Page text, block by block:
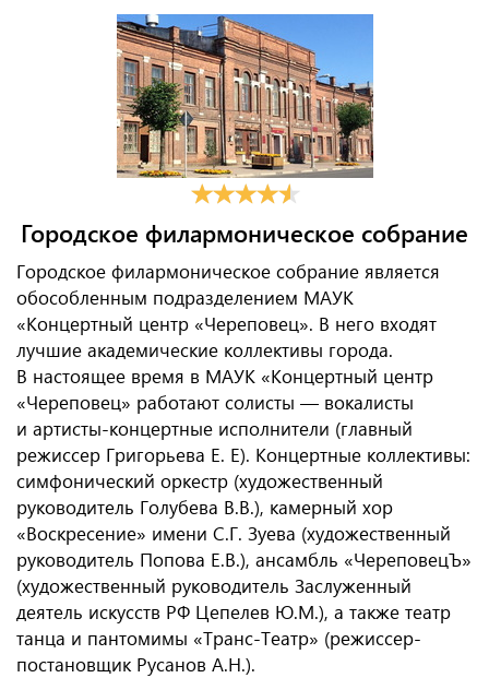
Городское филармоническое собрание
Городское филармоническое собрание является
обособленным подразделением МАУК
«Концертный центр «Череповец». В него входят
лучшие академические коллективы города.
В настоящее время в МАУК «Концертный центр
«Череповец» работают солисты — вокалисты
и артисты-концертные исполнители (главный
режиссер Григорьева Е. Е). Концертные коллективы:
симфонический оркестр (художественный
руководитель Голубева В.В.), камерный хор
«Воскресение» имени С.Г. Зуева (художественный
руководитель Попова Е.В.), ансамбль «ЧереповецЪ»
(художественный руководитель Заслуженный
деятель искусств РФ Цепелев Ю.М.), а также театр
танца и пантомимы «Транс-Театр» (режиссер-
постановщик Русанов А.Н.).